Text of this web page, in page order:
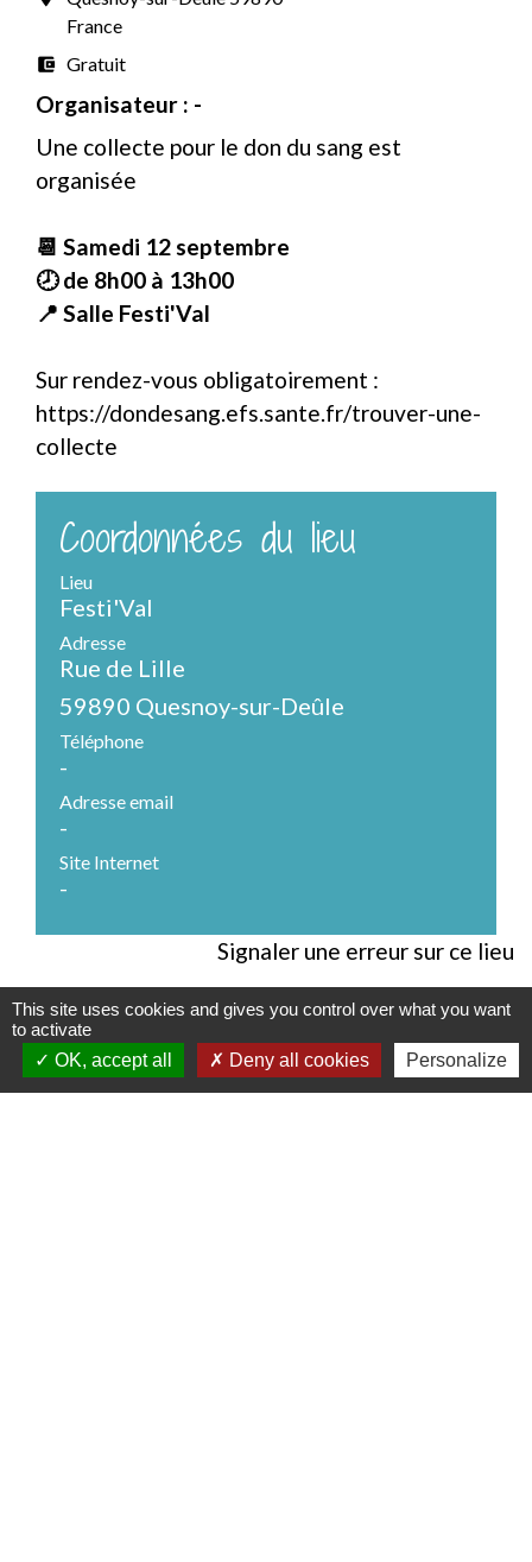
France
account_balance_wallet Gratuit
Organisateur : -
Une collecte pour le don du sang est
organisée
📆 Samedi 12 septembre
🕗 de 8h00 à 13h00
📍 Salle Festi'Val
Sur rendez-vous obligatoirement :
https://dondesang.efs.sante.fr/trouver-une-
collecte
Coordonnées du lieu
Lieu
Festi'Val
Adresse
Rue de Lille
59890 Quesnoy-sur-Deûle
Téléphone
-
Adresse email
-
Site Internet
-
Signaler une erreur sur ce lieu
Contact - 03 20 63 11 88
This site uses cookies and gives you control over what you want
to activate
OK, accept all
Deny all cookies Personalize